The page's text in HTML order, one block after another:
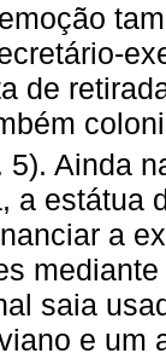
de
5). Ainda
a estátua
a
saia
e um